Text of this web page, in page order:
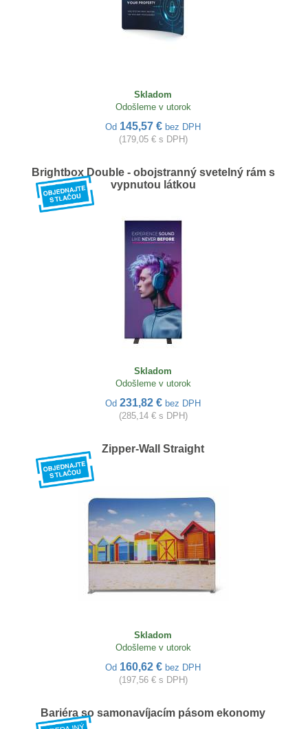
Skladom
Odošleme v utorok
Od 145,57 € bez DPH
(179,05 € s DPH)
Brightbox Double - obojstranný svetelný rám s
vypnutou látkou
Skladom
Odošleme v utorok
Od 231,82 € bez DPH
(285,14 € s DPH)
Zipper-Wall Straight
Skladom
Odošleme v utorok
Od 160,62 € bez DPH
(197,56 € s DPH)
Bariéra so samonavíjacím pásom ekonomy